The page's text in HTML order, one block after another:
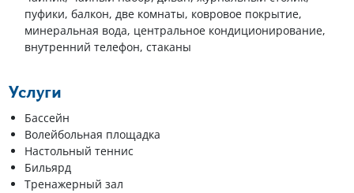
пуфики, балкон, две комнаты, ковровое покрытие,
минеральная вода, центральное кондиционирование,
внутренний телефон, стаканы
Услуги
Бассейн
Волейбольная площадка
Настольный теннис
Бильярд
Тренажерный зал